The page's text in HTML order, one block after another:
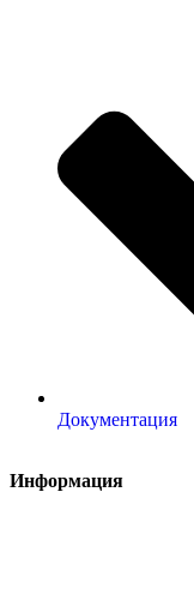
Документация
Информация